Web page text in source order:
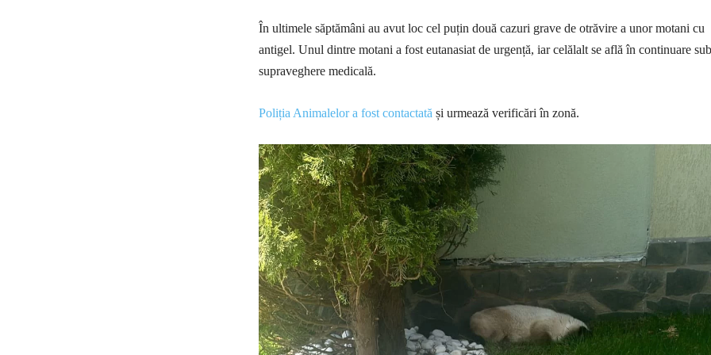
În ultimele săptămâni au avut loc cel puțin două cazuri grave de otrăvire a unor motani cu
antigel. Unul dintre motani a fost eutanasiat de urgență, iar celălalt se află în continuare sub
supraveghere medicală.
Poliția Animalelor a fost contactată și urmează verificări în zonă.